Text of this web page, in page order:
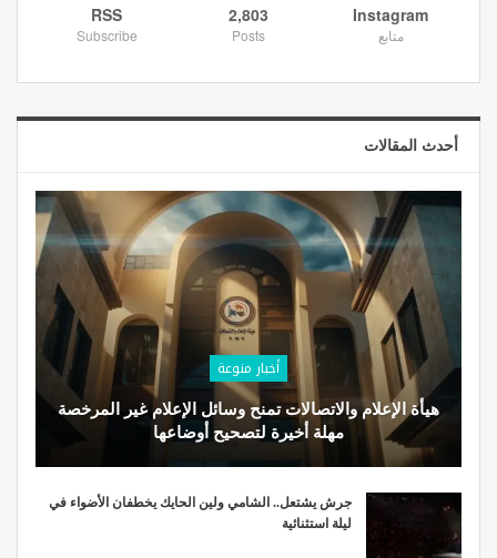
Instagram
متابع
2,803
Posts
RSS
Subscribe
أحدث المقالات
أخبار منوعة
هيأة الإعلام والاتصالات تمنح وسائل الإعلام غير المرخصة
مهلة أخيرة لتصحيح أوضاعها
جرش يشتعل.. الشامي ولين الحايك يخطفان الأضواء في
ليلة استثنائية